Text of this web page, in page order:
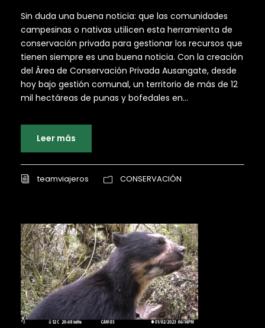
Sin duda una buena noticia: que las comunidades
campesinas o nativas utilicen esta herramienta de
conservación privada para gestionar los recursos que
tienen siempre es una buena noticia. Con la creación
del Área de Conservación Privada Ausangate, desde
hoy bajo gestión comunal, un territorio de más de 12
mil hectáreas de punas y bofedales en...
Leer más
teamviajeros CONSERVACIÓN